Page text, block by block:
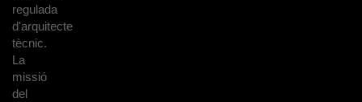
regulada
d'arquitecte
tècnic.
La
missió
del